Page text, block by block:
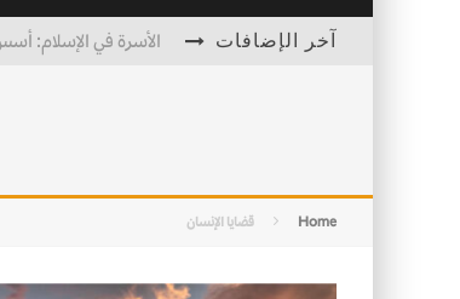
آخر الإضافات الأسرة في الإسلام:
Home قضايا الإنسان